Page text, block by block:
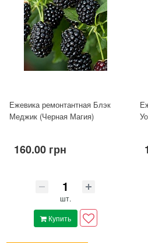
Ежевика ремонтантная Блэк
Меджик (Черная Магия)
160.00 грн
шт.
Купить